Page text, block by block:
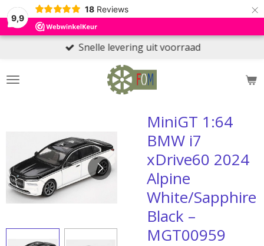
9,9
18 Reviews ×
Snelle levering uit voorraad
MiniGT 1:64
BMW i7
xDrive60 2024
Alpine
White/Sapphire
Black –
MGT00959